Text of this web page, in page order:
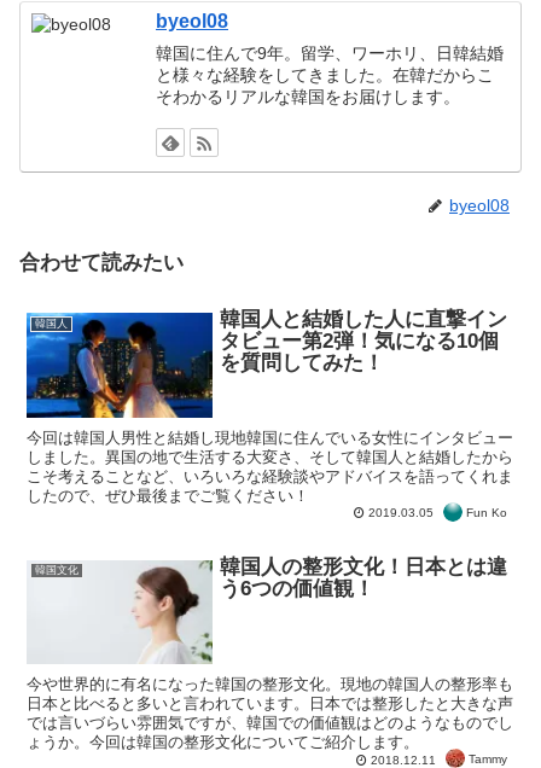
byeol08
韓国に住んで9年。留学、ワーホリ、日韓結婚
と様々な経験をしてきました。在韓だからこ
そわかるリアルな韓国をお届けします。
byeol08
合わせて読みたい
韓国人
韓国人と結婚した人に直撃イン
タビュー第2弾！気になる10個
を質問してみた！
今回は韓国人男性と結婚し現地韓国に住んでいる女性にインタビュー
しました。異国の地で生活する大変さ、そして韓国人と結婚したから
こそ考えることなど、いろいろな経験談やアドバイスを語ってくれま
したので、ぜひ最後までご覧ください！
2019.03.05 Fun Ko
韓国文化
韓国人の整形文化！日本とは違
う6つの価値観！
今や世界的に有名になった韓国の整形文化。現地の韓国人の整形率も
日本と比べると多いと言われています。日本では整形したと大きな声
では言いづらい雰囲気ですが、韓国での価値観はどのようなものでし
ょうか。今回は韓国の整形文化についてご紹介します。
2018.12.11 Tammy